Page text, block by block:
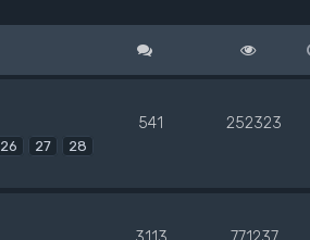
26 27 28
541 252323